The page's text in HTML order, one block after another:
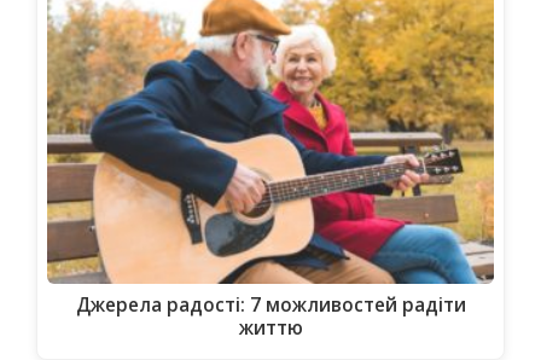
Джерела радості: 7 можливостей радіти
життю